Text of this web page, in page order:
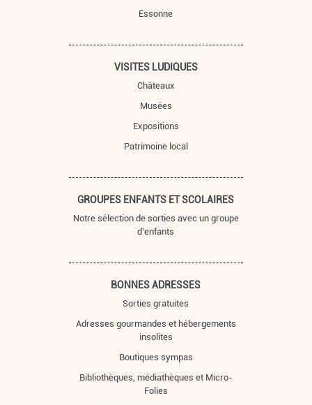
Essonne
VISITES LUDIQUES
Châteaux
Musées
Expositions
Patrimoine local
GROUPES ENFANTS ET SCOLAIRES
Notre sélection de sorties avec un groupe
d'enfants
BONNES ADRESSES
Sorties gratuites
Adresses gourmandes et hébergements
insolites
Boutiques sympas
Bibliothèques, médiathèques et Micro-
Folies